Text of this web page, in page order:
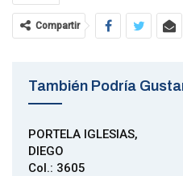
Compartir
También Podría
PORTELA IGLESIAS,
DIEGO
Col.: 3605